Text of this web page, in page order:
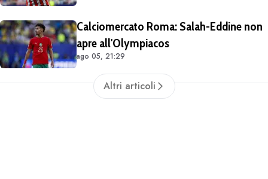
Calciomercato Roma: Salah-Eddine non
apre all'Olympiacos
ago 05, 21:29
Altri articoli